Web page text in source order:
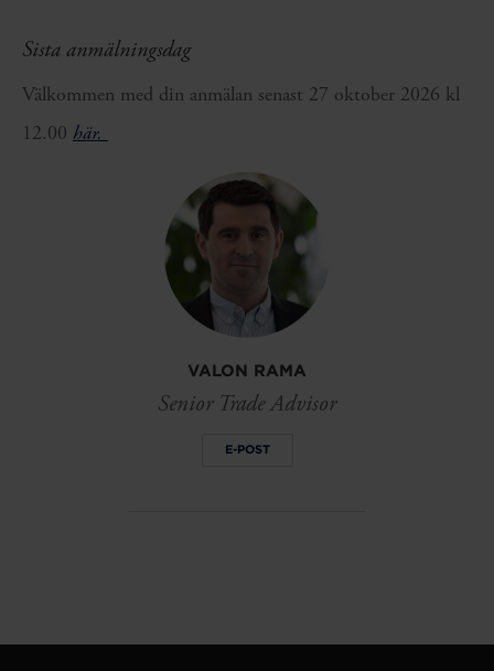
VALON RAMA
Senior Trade Advisor
E-POST
Sista anmälningsdag
Välkommen med din anmälan senast 27 oktober 2026 kl
12.00 här.